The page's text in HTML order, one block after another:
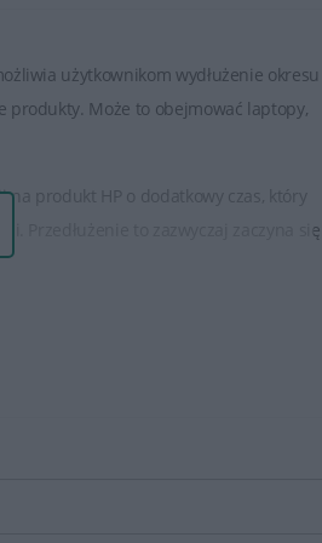
użytkownikom wydłużenie okresu
Może to obejmować laptopy,
produkt HP o dodatkowy czas, który
Przedłużenie to zazwyczaj zaczyna się
nowe w przypadku niemożności
który najlepiej odpowiada